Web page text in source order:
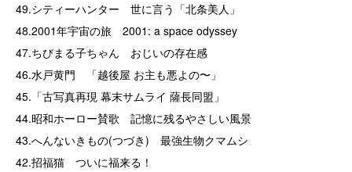
49.シティーハンター 世に言う「北条美人」
48.2001年宇宙の旅 2001: a space odyssey
47.ちびまる子ちゃん おじいの存在感
46.水戸黄門 「越後屋 お主も悪よの〜」
45.「古写真再現 幕末サムライ 薩長同盟」
44.昭和ホーロー賛歌 記憶に残るやさしい風景
43.へんないきもの(つづき) 最強生物クマムシ
42.招福猫 ついに福来る！